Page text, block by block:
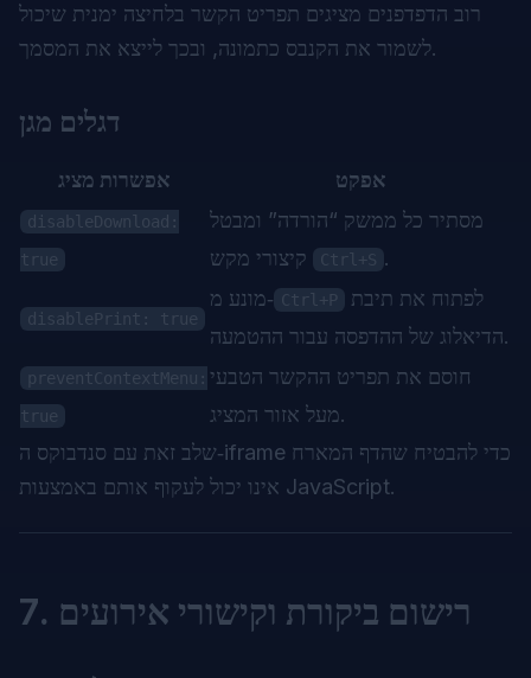
רוב הדפדפנים מציגים תפריט הקשר בלחיצה ימנית שיכול
לשמור את הקנבס כתמונה, ובכך לייצא את המסמך.
דגלים מגן
אפשרות מציג אפקט
disableDownload:
true
מסתיר כל ממשק “הורדה” ומבטל
Ctrl+S .
disablePrint: true
מונע מ‑ Ctrl+P
הדיאלוג של ההדפסה עבור ההטמעה.
preventContextMenu:
true
חוסם את תפריט ההקשר הטבעי
מעל אזור המציג.
שלב זאת עם סנדבוקס ה‑iframe כדי להבטיח שהדף המארח
אינו יכול לעקוף אותם באמצעות JavaScript.
7. רישום ביקורת וקישורי אירועים